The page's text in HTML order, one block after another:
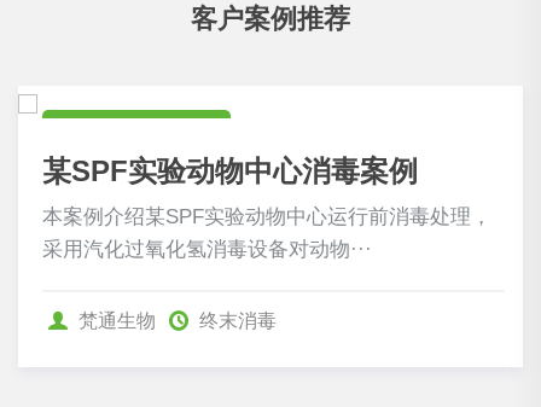
客户案例推荐
某SPF实验动物中心消毒案例
本案例介绍某SPF实验动物中心运行前消毒处理，
采用汽化过氧化氢消毒设备对动物···
梵通生物 终末消毒